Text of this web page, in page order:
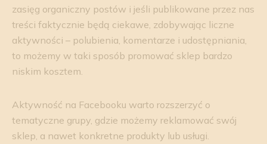
zasięg organiczny postów i jeśli publikowane przez nas
treści faktycznie będą ciekawe, zdobywając liczne
aktywności – polubienia, komentarze i udostępniania,
to możemy w taki sposób promować sklep bardzo
niskim kosztem.
Aktywność na Facebooku warto rozszerzyć o
tematyczne grupy, gdzie możemy reklamować swój
sklep, a nawet konkretne produkty lub usługi.